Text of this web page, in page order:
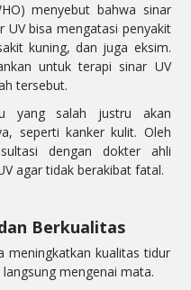
menyebut bahwa sinar
UV bisa mengatasi penyakit
kuning, dan juga eksim.
untuk terapi sinar UV
tersebut.
yang salah justru akan
seperti kanker kulit. Oleh
dengan dokter ahli
agar tidak berakibat fatal.
Berkualitas
meningkatkan kualitas tidur
mengenai mata.